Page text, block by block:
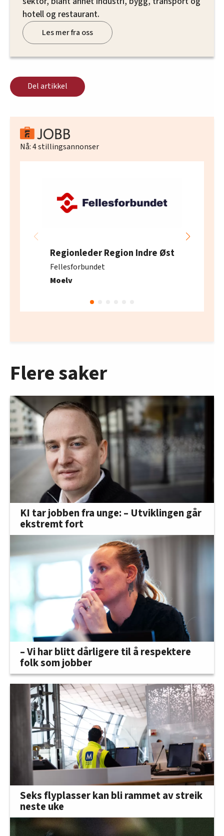
hotell og restaurant.
Les mer fra oss
Del artikkel
Nå:4stillingsannonser
Regionleder Region Indre Øst
Fellesforbundet
Moelv
Flere saker
KI tar jobben fra unge: – Utviklingen går
ekstremt fort
– Vi har blitt dårligere til å respektere
folk som jobber
Seks flyplasser kan bli rammet av streik
neste uke